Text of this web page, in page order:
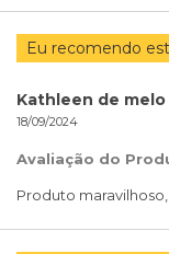
Eu recomendo
Kathleen de
18/09/2024
Avaliação do
Produto